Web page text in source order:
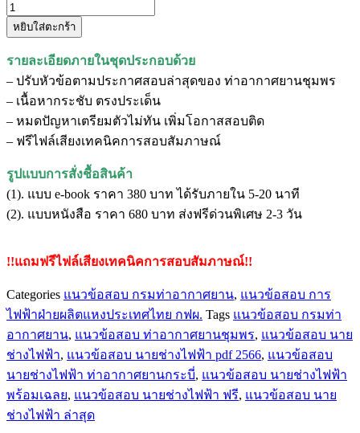
จำนวน
แนว
นาย
ช่างไฟ
ฟ้า
ท่า
อากาศยาน
ชุมพร
ชิ้น
หยิบใส่ตะกร้า
รายละเอียดภายในชุดประกอบด้วย
– ปรับหัวข้อตามประกาศสอบล่าสุดของ ท่าอากาศยานชุมพร
– เนื้อหากระชับ ตรงประเด็น
– หมดปัญหาเตรียมตัวไม่ทัน เพิ่มโอกาสสอบติด
– ฟรีไฟล์เสียงเทคนิคการสอบสัมภาษณ์
รูปแบบการสั่งชื้อสินค้า
(1). แบบ e-book ราคา 380 บาท ได้รับภายใน 5-20 นาที
(2). แบบหนังสือ ราคา 680 บาท ส่งฟรีด่วนพิเศษ 2-3 วัน
!!แถมฟรีไฟล์เสียงเทคนิคการสอบสัมภาษณ์!!
Categories แนวข้อสอบ กรมท่าอากาศยาน, แนวข้อสอบ การ
ไฟฟ้าฝ่ายผลิตแหงประเทศไทย กฟผ. Tags แนวข้อสอบ กรมท่า
อากาศยาน, แนวข้อสอบ ท่าอากาศยานชุมพร, แนวข้อสอบ นาย
ช่างไฟฟ้า, แนวข้อสอบ นายช่างไฟฟ้า pdf 2566, แนวข้อสอบ
นายช่างไฟฟ้า ท่าอากาศยานกระบี่, แนวข้อสอบ นายช่างไฟฟ้า
พร้อมเฉลย, แนวข้อสอบ นายช่างไฟฟ้า ฟรี, แนวข้อสอบ นาย
ช่างไฟฟ้า ล่าสุด